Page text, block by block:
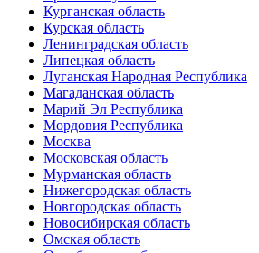
Курганская область
Курская область
Ленинградская область
Липецкая область
Луганская Народная Республика
Магаданская область
Марий Эл Республика
Мордовия Республика
Москва
Московская область
Мурманская область
Нижегородская область
Новгородская область
Новосибирская область
Омская область